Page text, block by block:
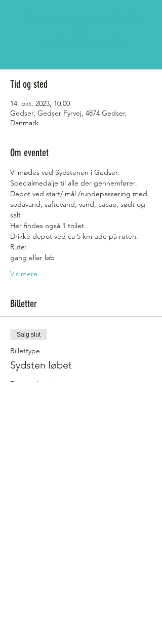
Tid og sted
14. okt. 2023, 10.00
Gedser, Gedser Fyrvej, 4874 Gedser,
Danmark
Om eventet
Vi mødes ved Sydstenen i Gedser.
Specialmedalje til alle der gennemfører.
Depot ved start/ mål /rundepassering med
sodavand, saftevand, vand, cacao, sødt og
salt
Her findes også 1 toilet.
Drikke depot ved ca 5 km ude på ruten.
Rute:
gang eller løb
Vis mere
Billetter
Salg slut
Billettype
Sydsten løbet
Flere oplysninger